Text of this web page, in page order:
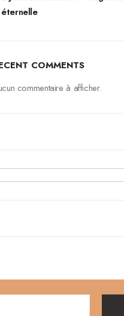
éternelle
COMMENTS
commentaire à afficher.